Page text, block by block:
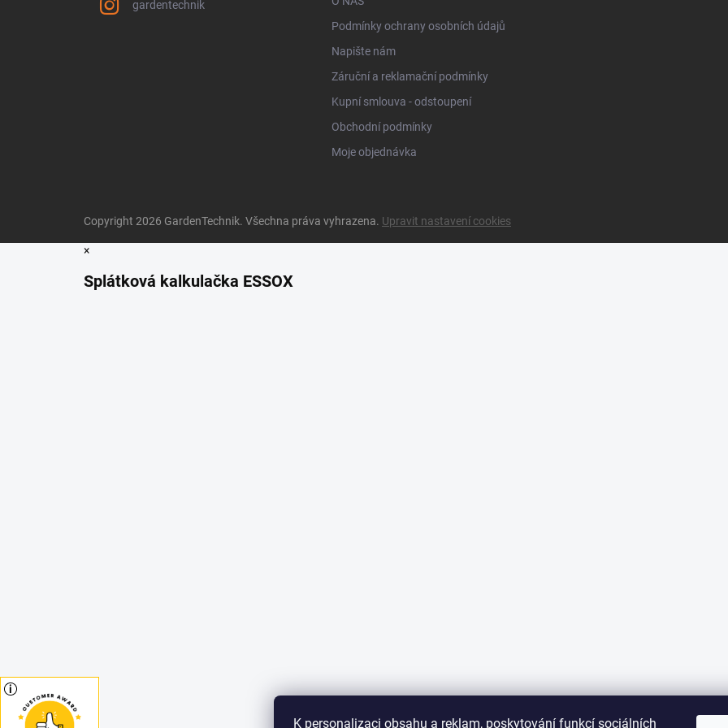
K personalizaci obsahu a reklam, poskytování funkcí sociálních
gardentechnik
Podmínky ochrany osobních údajů
Napište nám
Záruční a reklamační podmínky
Kupní smlouva - odstoupení
Obchodní podmínky
Moje objednávka
Copyright 2026 GardenTechnik. Všechna práva vyhrazena. Upravit nastavení cookies
×
Splátková kalkulačka ESSOX